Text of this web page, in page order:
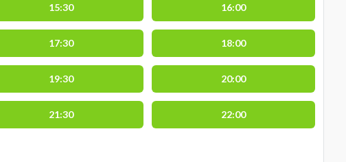
15:30 16:00
17:30 18:00
19:30 20:00
21:30 22:00